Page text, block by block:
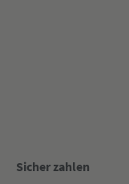
Sicher zahlen